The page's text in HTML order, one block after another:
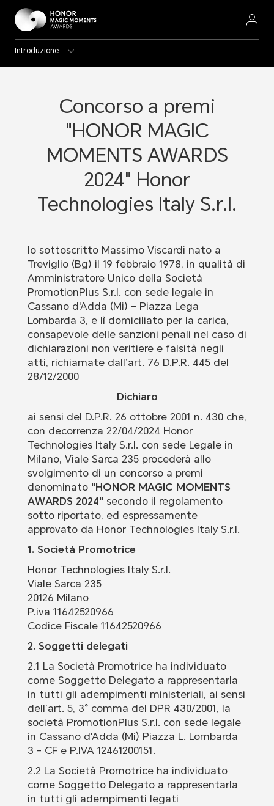
Introduzione
Concorso a premi
"HONOR MAGIC
MOMENTS AWARDS
2024" Honor
Technologies Italy S.r.l.
Io sottoscritto Massimo Viscardi nato a
Treviglio (Bg) il 19 febbraio 1978, in qualità di
Amministratore Unico della Società
PromotionPlus S.r.l. con sede legale in
Cassano d'Adda (Mi) – Piazza Lega
Lombarda 3, e lì domiciliato per la carica,
consapevole delle sanzioni penali nel caso di
dichiarazioni non veritiere e falsità negli
atti, richiamate dall’art. 76 D.P.R. 445 del
28/12/2000
Dichiaro
ai sensi del D.P.R. 26 ottobre 2001 n. 430 che,
con decorrenza 22/04/2024 Honor
Technologies Italy S.r.l. con sede Legale in
Milano, Viale Sarca 235 procederà allo
svolgimento di un concorso a premi
denominato "HONOR MAGIC MOMENTS
AWARDS 2024" secondo il regolamento
sotto riportato, ed espressamente
approvato da Honor Technologies Italy S.r.l.
1. Società Promotrice
Honor Technologies Italy S.r.l.
Viale Sarca 235
20126 Milano
P.iva 11642520966
Codice Fiscale 11642520966
2. Soggetti delegati
2.1 La Società Promotrice ha individuato
come Soggetto Delegato a rappresentarla
in tutti gli adempimenti ministeriali, ai sensi
dell’art. 5, 3° comma del DPR 430/2001, la
società PromotionPlus S.r.l. con sede legale
in Cassano d'Adda (Mi) Piazza L. Lombarda
3 - CF e P.IVA 12461200151.
2.2 La Società Promotrice ha individuato
come Soggetto Delegato a rappresentarla
in tutti gli adempimenti legati